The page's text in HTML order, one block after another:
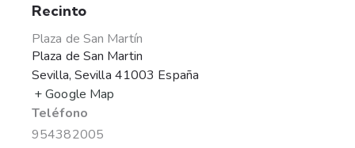
Recinto
Plaza de San Martín
Plaza de San Martin
Sevilla, Sevilla 41003 España
+ Google Map
Teléfono
954382005